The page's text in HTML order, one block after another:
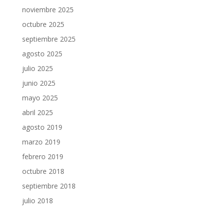
noviembre 2025
octubre 2025
septiembre 2025
agosto 2025
julio 2025
junio 2025
mayo 2025
abril 2025
agosto 2019
marzo 2019
febrero 2019
octubre 2018
septiembre 2018
julio 2018